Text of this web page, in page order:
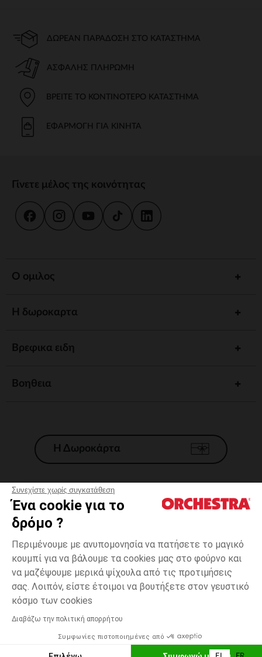
Συνεχίστε χωρίς συγκατάθεση
Ένα cookie για το
δρόμο ?
Περιμένουμε με ανυπομονησία να πατήσετε το μαγικό
κουμπί για να βάλουμε τα cookies μας στο φούρνο και
να μαζέψουμε μερικά ψίχουλα από τις προτιμήσεις
σας. Λοιπόν, είστε έτοιμοι να βουτήξετε στον γευστικό
κόσμο των cookies
Διαβάζω την πολιτική απορρήτου
Συμφωνίες πιστοποιημένες από
Εκρού
3
Δυνατότητα πληρωμής με
ΕΠΙΛΟΓΗ ΜΕΓΕΘΟΥΣ
ΔΩΡΕΆΝ ΠΑΡΆΔΟΣΗ ΣΤΟ ΚΑΤΆΣΤΗΜΑ
ΑΣΦΑΛΉΣ ΠΛΗΡΩΜΉ
ΒΡΕΊΤΕ ΤΟ ΚΟΝΤΙΝΌΤΕΡΟ ΚΑΤΆΣΤΗΜΑ
ΕΦΑΡΜΟΓΉ ΓΙΑ ΚΙΝΗΤΆ
Γίνετε μέλος της κοινότητας
Ο ομιλος
Η δωροκαρτα
Βρεφικα ειδη
Βοηθεια
Η Δωροκάρτα
Γενικοί 'Οροι Πώλησης
*Εμπορικες προσφορες
Προσωπικά δεδομένα
Διαχείρηση των cookies
Προσβασιμότητα: μη συμμορφούμενη
H Orchestra συμμετέχει στον κωδικά δεοντολογίας και στο σύστημα
μεσολάβησης της Γαλλικής Ομοσπονδίας Ηλεκτρονικού Εμπορίου.